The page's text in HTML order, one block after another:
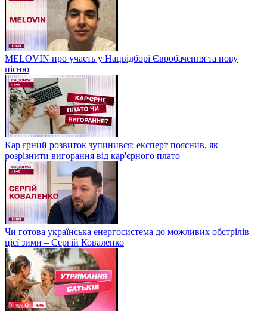
MELOVIN про участь у Нацвідборі Євробачення та нову
пісню
Кар'єрний розвиток зупинився: експерт пояснив, як
розрізнити вигорання від кар'єрного плато
Чи готова українська енергосистема до можливих обстрілів
цієї зими – Сергій Коваленко